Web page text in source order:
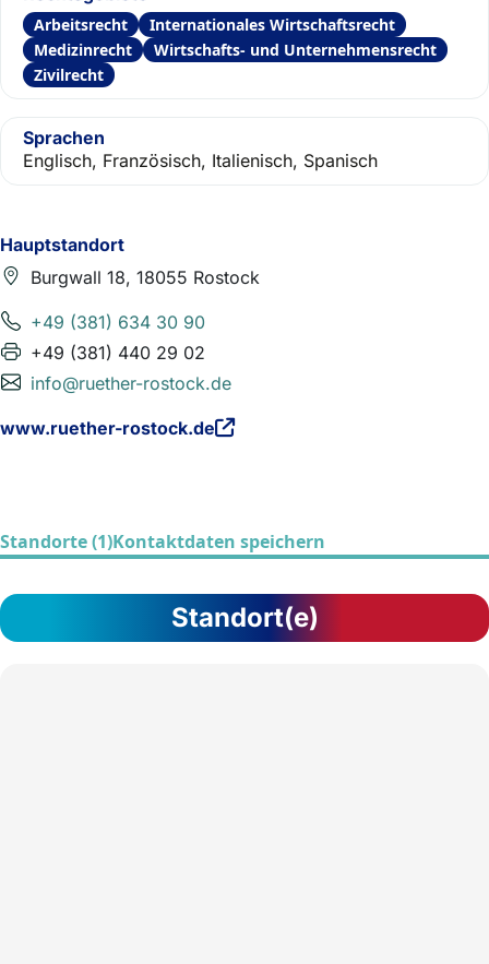
Hauptstandort
Burgwall 18, 18055 Rostock
+49 (381) 634 30 90
+49 (381) 440 29 02
info@ruether-rostock.de
www.ruether-rostock.de
Arbeitsrecht
Internationales Wirtschaftsrecht
Medizinrecht
Wirtschafts- und Unternehmensrecht
Zivilrecht
Sprachen
Englisch, Französisch, Italienisch, Spanisch
Standorte (1)Kontaktdaten speichern
Standort(e)